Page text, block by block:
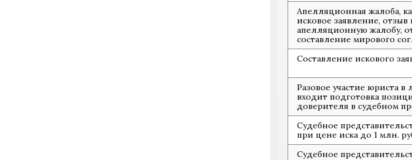
Апелляционная жалоба,
исковое заявление,
апелляционную жалобу,
составление мирового
Составление искового
Разовое участие юриста в
входит подготовка
доверителя в судебном
Судебное
при цене иска до 1 млн.
Судебное